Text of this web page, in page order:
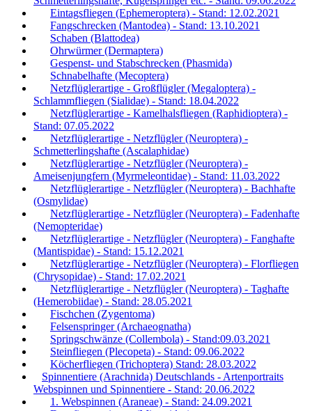
Eintagsfliegen (Ephemeroptera) - Stand: 12.02.2021
Fangschrecken (Mantodea) - Stand: 13.10.2021
Schaben (Blattodea)
Ohrwürmer (Dermaptera)
Gespenst- und Stabschrecken (Phasmida)
Schnabelhafte (Mecoptera)
Netzflüglerartige - Großflügler (Megaloptera) -
Schlammfliegen (Sialidae) - Stand: 18.04.2022
Netzflüglerartige - Kamelhalsfliegen (Raphidioptera) -
Stand: 07.05.2022
Netzflüglerartige - Netzflügler (Neuroptera) -
Schmetterlingshafte (Ascalaphidae)
Netzflüglerartige - Netzflügler (Neuroptera) -
Ameisenjungfern (Myrmeleontidae) - Stand: 11.03.2022
Netzflüglerartige - Netzflügler (Neuroptera) - Bachhafte
(Osmylidae)
Netzflüglerartige - Netzflügler (Neuroptera) - Fadenhafte
(Nemopteridae)
Netzflüglerartige - Netzflügler (Neuroptera) - Fanghafte
(Mantispidae) - Stand: 15.12.2021
Netzflüglerartige - Netzflügler (Neuroptera) - Florfliegen
(Chrysopidae) - Stand: 17.02.2021
Netzflüglerartige - Netzflügler (Neuroptera) - Taghafte
(Hemerobiidae) - Stand: 28.05.2021
Fischchen (Zygentoma)
Felsenspringer (Archaeognatha)
Springschwänze (Collembola) - Stand:09.03.2021
Steinfliegen (Plecopeta) - Stand: 09.06.2022
Köcherfliegen (Trichoptera) Stand: 28.03.2022
Spinnentiere (Arachnida) Deutschlands - Artenportraits
Webspinnen und Spinnentiere - Stand: 20.06.2022
1. Webspinnen (Araneae) - Stand: 24.09.2021